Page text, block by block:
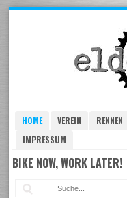
HOME VEREIN RENNEN
IMPRESSUM
BIKE NOW, WORK LATER!